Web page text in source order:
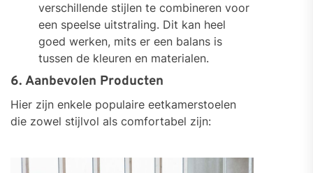
verschillende stijlen te combineren voor
een speelse uitstraling. Dit kan heel
goed werken, mits er een balans is
tussen de kleuren en materialen.
6. Aanbevolen Producten
Hier zijn enkele populaire eetkamerstoelen
die zowel stijlvol als comfortabel zijn: